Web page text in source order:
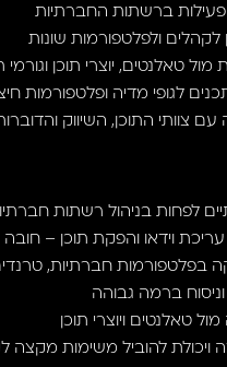
פעילות ברשתות החברתיות
ולפלטפורמות שונות
טאלנטים, יוצרי תוכן
לגופי מדיה ופלטפורמות
צוותי התוכן, השיווק
לפחות בניהול רשתות
עריכת וידאו והפקת תוכן – חובה
בפלטפורמות חברתיות,
ברמה גבוהה
טאלנטים ויוצרי תוכן
ויכולת להוביל משימות מקצה